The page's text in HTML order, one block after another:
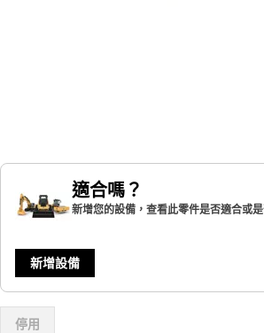
適合嗎？
新增您的設備，查看此零件是否適合或
新增設備
停用